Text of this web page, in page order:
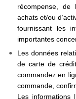
récompense, de
achats et/ou
fournissant les
importantes
Les données
de carte de
commandez en
commande,
Les informations